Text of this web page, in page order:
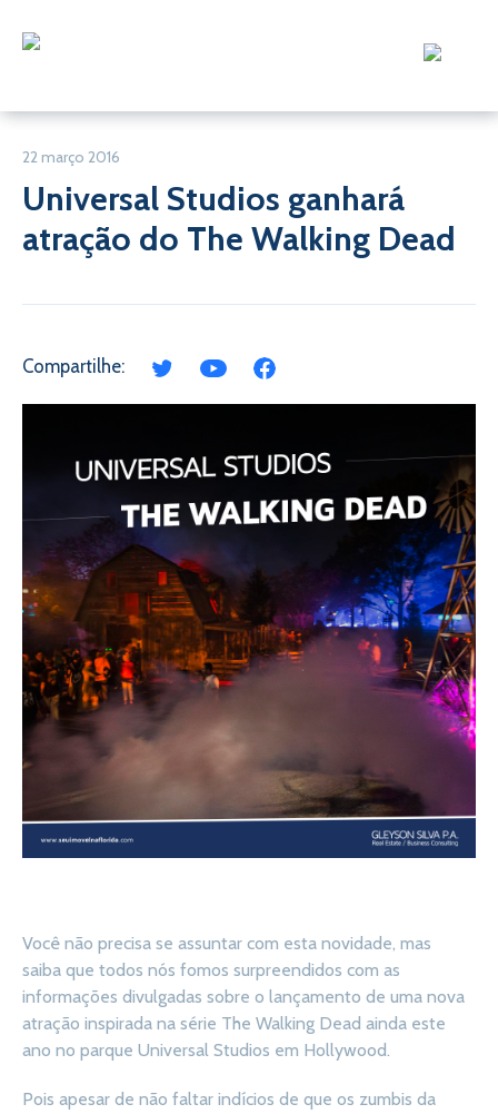
22 março 2016
Universal Studios ganhará
atração do The Walking Dead
Compartilhe:
Você não precisa se assuntar com esta novidade, mas
saiba que todos nós fomos surpreendidos com as
informações divulgadas sobre o lançamento de uma nova
atração inspirada na série The Walking Dead ainda este
ano no parque Universal Studios em Hollywood.
Pois apesar de não faltar indícios de que os zumbis da